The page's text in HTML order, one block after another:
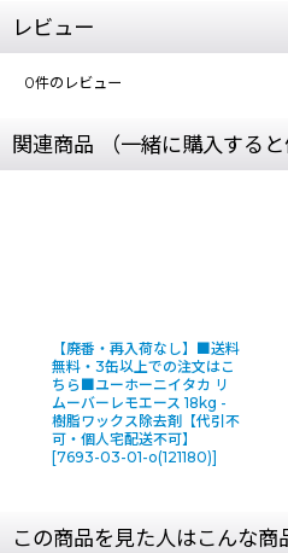
レビュー
0件のレビュー
関連商品 （一緒に購入する
【廃番・再入荷なし】■送料
無料・3缶以上での注文はこ
ちら■ユーホーニイタカ リ
ムーバーレモエース 18kg -
樹脂ワックス除去剤【代引不
可・個人宅配送不可】
[7693-03-01-o(121180)]
この商品を見た人はこんな